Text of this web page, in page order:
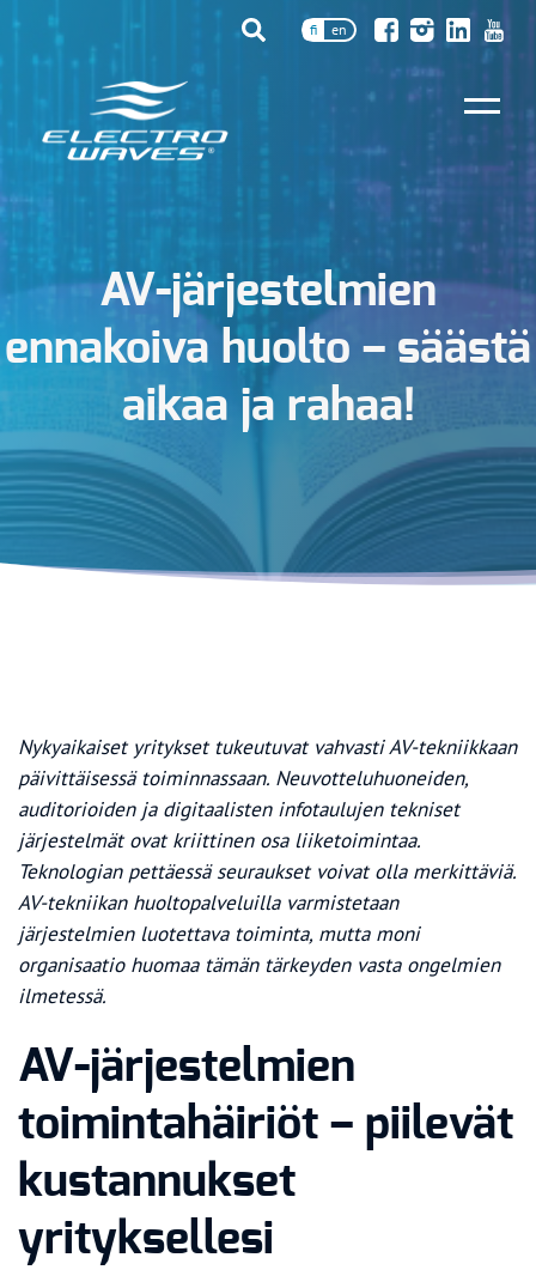
fi en
AV-järjestelmien
ennakoiva huolto – säästä
aikaa ja rahaa!
Nykyaikaiset yritykset tukeutuvat vahvasti AV-tekniikkaan
päivittäisessä toiminnassaan. Neuvotteluhuoneiden,
auditorioiden ja digitaalisten infotaulujen tekniset
järjestelmät ovat kriittinen osa liiketoimintaa.
Teknologian pettäessä seuraukset voivat olla merkittäviä.
AV-tekniikan huoltopalveluilla varmistetaan
järjestelmien luotettava toiminta, mutta moni
organisaatio huomaa tämän tärkeyden vasta ongelmien
ilmetessä.
AV-järjestelmien
toimintahäiriöt – piilevät
kustannukset
yrityksellesi